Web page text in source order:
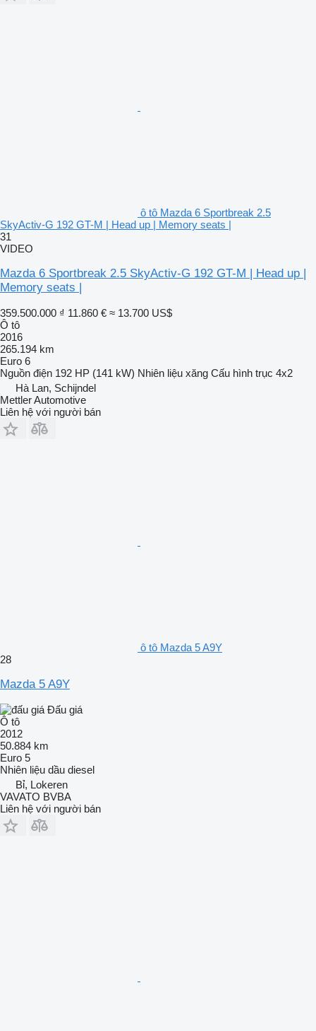
ô tô Mazda 6 Sportbreak 2.5
SkyActiv-G 192 GT-M | Head up | Memory seats |
31
VIDEO
Mazda 6 Sportbreak 2.5 SkyActiv-G 192 GT-M | Head up |
Memory seats |
359.500.000 ₫ 11.860 € ≈ 13.700 US$
Ô tô
2016
265.194 km
Euro 6
Nguồn điện 192 HP (141 kW) Nhiên liệu xăng Cấu hình trục 4x2
Hà Lan, Schijndel
Mettler Automotive
Liên hệ với người bán
ô tô Mazda 5 A9Y
28
Mazda 5 A9Y
Đấu giá
Ô tô
2012
50.884 km
Euro 5
Nhiên liệu dầu diesel
Bỉ, Lokeren
VAVATO BVBA
Liên hệ với người bán